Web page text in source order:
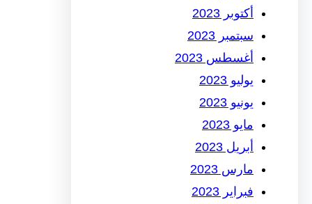
أكتوبر 2023
سبتمبر 2023
أغسطس 2023
يوليو 2023
يونيو 2023
مايو 2023
أبريل 2023
مارس 2023
فبراير 2023